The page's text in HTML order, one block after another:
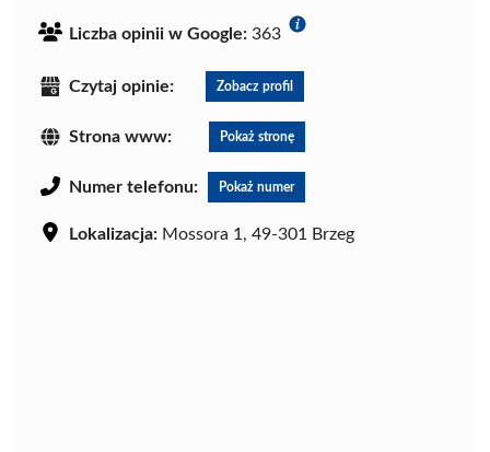
Liczba opinii w Google: 363
Czytaj opinie: Zobacz profil
Strona www: Pokaż stronę
Numer telefonu: Pokaż numer
Lokalizacja: Mossora 1, 49-301 Brzeg